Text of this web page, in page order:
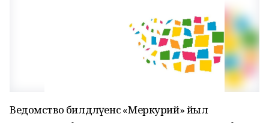
Ведомство билдәләүенсә «Меркурий» йыл